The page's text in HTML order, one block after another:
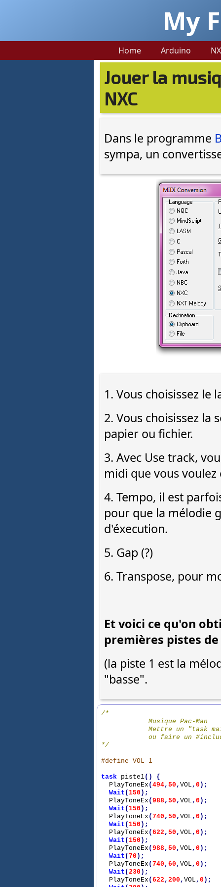
My
Home Arduino
Jouer la
NXC
Dans le programme
sympa, un
1. Vous choisissez le
2. Vous choisissez la
papier ou fichier.
3. Avec Use track,
midi que vous voulez
4. Tempo, il est
pour que la mélodie
d'éxecution.
5. Gap (?)
6. Transpose, pour
Et voici ce qu'on
premières pistes
(la piste 1 est la
"basse".